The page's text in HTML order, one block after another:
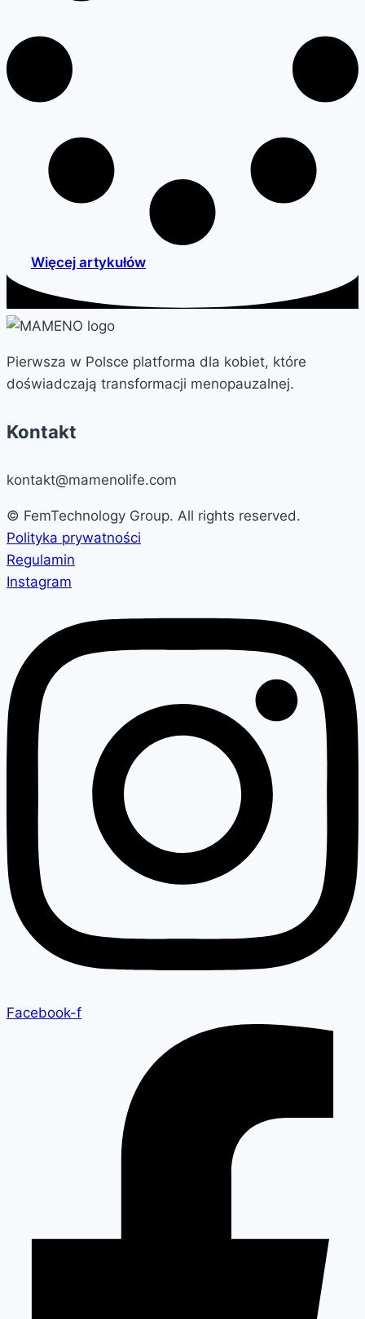
Więcej artykułów
Pierwsza w Polsce platforma dla kobiet, które
doświadczają transformacji menopauzalnej.
Kontakt
kontakt@mamenolife.com
© FemTechnology Group. All rights reserved.
Polityka prywatności
Regulamin
Instagram
Facebook-f